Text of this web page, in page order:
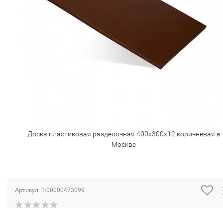
Доска пластиковая разделочная 400х300х12 коричневая в
Москве
Артикул: 1:00000473099